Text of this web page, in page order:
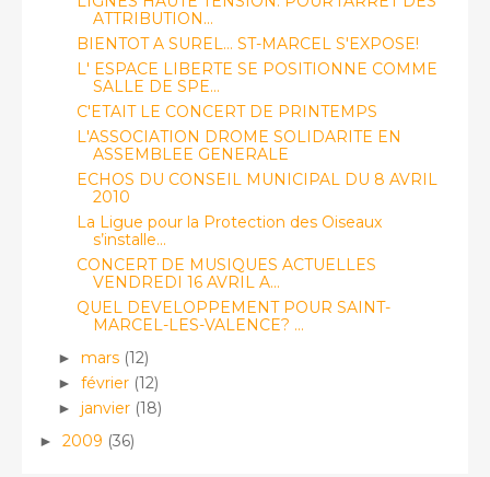
ATTRIBUTION...
BIENTOT A SUREL... ST-MARCEL S'EXPOSE!
L' ESPACE LIBERTE SE POSITIONNE COMME
SALLE DE SPE...
C'ETAIT LE CONCERT DE PRINTEMPS
L'ASSOCIATION DROME SOLIDARITE EN
ASSEMBLEE GENERALE
ECHOS DU CONSEIL MUNICIPAL DU 8 AVRIL
2010
La Ligue pour la Protection des Oiseaux
s’installe...
CONCERT DE MUSIQUES ACTUELLES
VENDREDI 16 AVRIL A...
QUEL DEVELOPPEMENT POUR SAINT-
MARCEL-LES-VALENCE? ...
► mars (12)
► février (12)
► janvier (18)
► 2009 (36)